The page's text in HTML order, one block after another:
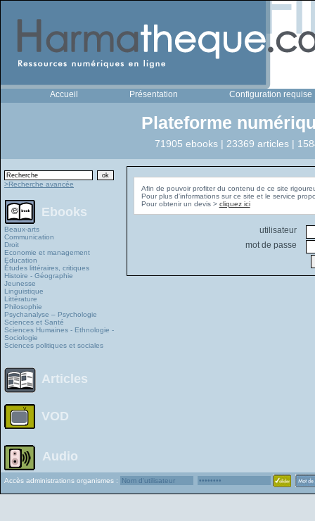
Accueil Présentation Configuration requise
Plateforme
71905 ebooks | 23369 articles |
>Recherche avancée
Ebooks
Beaux-arts
Communication
Droit
Economie et management
Education
Études littéraires, critiques
Histoire - Géographie
Jeunesse
Linguistique
Littérature
Philosophie
Psychanalyse – Psychologie
Sciences et Santé
Sciences Humaines - Ethnologie -
Sociologie
Sciences politiques et sociales
Articles
VOD
Audio
Afin de pouvoir profiter du contenu de ce site
Pour plus d'informations sur ce site et le service
Pour obtenir un devis > cliquez ici
utilisateur
mot de passe
Accès administrations organismes :